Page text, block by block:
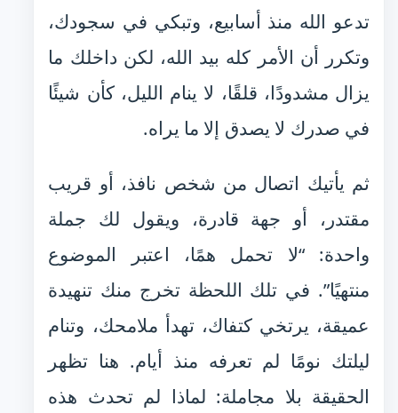
تدعو الله منذ أسابيع، وتبكي في سجودك،
وتكرر أن الأمر كله بيد الله، لكن داخلك ما
يزال مشدودًا، قلقًا، لا ينام الليل، كأن شيئًا
في صدرك لا يصدق إلا ما يراه.
ثم يأتيك اتصال من شخص نافذ، أو قريب
مقتدر، أو جهة قادرة، ويقول لك جملة
واحدة: “لا تحمل همًا، اعتبر الموضوع
منتهيًا”. في تلك اللحظة تخرج منك تنهيدة
عميقة، يرتخي كتفاك، تهدأ ملامحك، وتنام
ليلتك نومًا لم تعرفه منذ أيام. هنا تظهر
الحقيقة بلا مجاملة: لماذا لم تحدث هذه